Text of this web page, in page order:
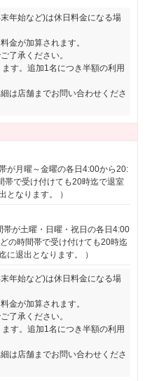
年始など)は休日料金になる場
金が加算されます。
了承ください。
す。追加1名につき半額の利用
は店舗までお問い合わせくださ
が月曜～金曜の各日4:00から20:
帯で受け付けても20時迄で退室
となります。
）
帯が土曜・日曜・祝日の各日4:00
の時間帯で受け付けても20時迄
退出となります。
）
年始など)は休日料金になる場
金が加算されます。
了承ください。
す。追加1名につき半額の利用
は店舗までお問い合わせくださ